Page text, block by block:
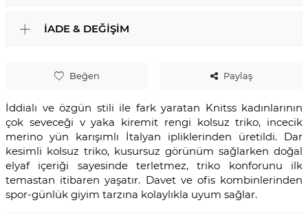
Beğen Paylaş
İddialı ve özgün stili ile fark yaratan Knitss kadınlarının
çok seveceği v yaka kiremit rengi kolsuz triko, incecik
merino yün karışımlı İtalyan ipliklerinden üretildi. Dar
kesimli kolsuz triko, kusursuz görünüm sağlarken doğal
elyaf içeriği sayesinde terletmez, triko konforunu ilk
temastan itibaren yaşatır. Davet ve ofis kombinlerinden
spor-günlük giyim tarzına kolaylıkla uyum sağlar.
İADE & DEĞIŞIM